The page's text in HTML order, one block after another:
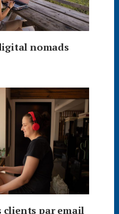
nomads
clients par email